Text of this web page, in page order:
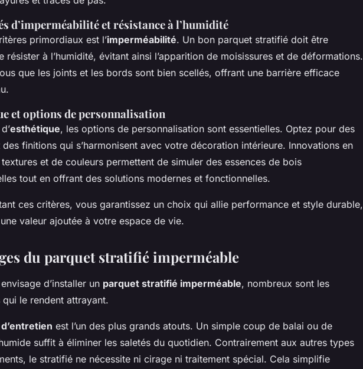
d’imperméabilité et résistance à l’humidité
primordiaux est l’imperméabilité. Un bon parquet stratifié doit être
résister à l’humidité, évitant ainsi l’apparition de moisissures et de déformations.
que les joints et les bords sont bien scellés, offrant une barrière efficace
et options de personnalisation
esthétique, les options de personnalisation sont essentielles. Optez pour des
finitions qui s’harmonisent avec votre décoration intérieure. Innovations en
et de couleurs permettent de simuler des essences de bois
tout en offrant des solutions modernes et fonctionnelles.
ces critères, vous garantissez un choix qui allie performance et style durable,
valeur ajoutée à votre espace de vie.
du parquet stratifié imperméable
d’installer un parquet stratifié imperméable, nombreux sont les
qui le rendent attrayant.
est l’un des plus grands atouts. Un simple coup de balai ou de
suffit à éliminer les saletés du quotidien. Contrairement aux autres types
le stratifié ne nécessite ni cirage ni traitement spécial. Cela simplifie